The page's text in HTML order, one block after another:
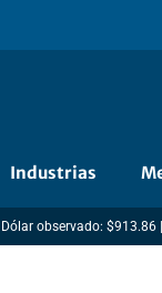
Industrias
observado: $913.86